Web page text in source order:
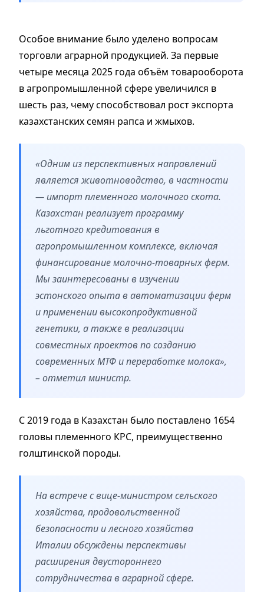
Особое внимание было уделено вопросам
торговли аграрной продукцией. За первые
четыре месяца 2025 года объём товарооборота
в агропромышленной сфере увеличился в
шесть раз, чему способствовал рост экспорта
казахстанских семян рапса и жмыхов.
«Одним из перспективных направлений
является животноводство, в частности
— импорт племенного молочного скота.
Казахстан реализует программу
льготного кредитования в
агропромышленном комплексе, включая
финансирование молочно-товарных ферм.
Мы заинтересованы в изучении
эстонского опыта в автоматизации ферм
и применении высокопродуктивной
генетики, а также в реализации
совместных проектов по созданию
современных МТФ и переработке молока»,
– отметил министр.
С 2019 года в Казахстан было поставлено 1654
головы племенного КРС, преимущественно
голштинской породы.
На встрече с вице-министром сельского
хозяйства, продовольственной
безопасности и лесного хозяйства
Италии обсуждены перспективы
расширения двустороннего
сотрудничества в аграрной сфере.